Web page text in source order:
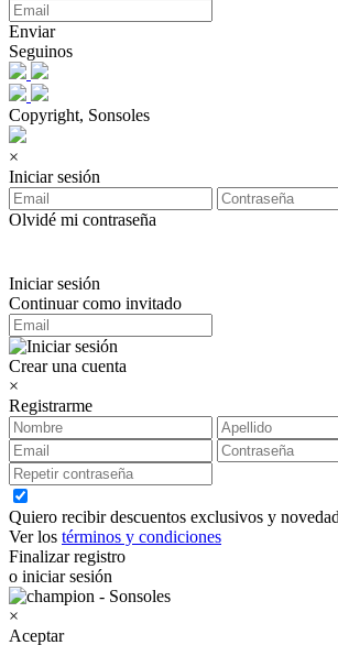
Enviar
Seguinos
Copyright, Sonsoles
×
Iniciar sesión
Olvidé mi contraseña
Iniciar sesión
Continuar como invitado
Crear una cuenta
×
Registrarme
Quiero recibir descuentos exclusivos y
Ver los términos y condiciones
Finalizar registro
o iniciar sesión
×
Aceptar